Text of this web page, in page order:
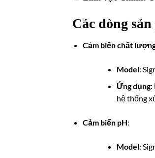
Các dòng
Cảm biến chất
Model:
Ứng dụng:
hệ thống
Cảm biến pH:
Model: